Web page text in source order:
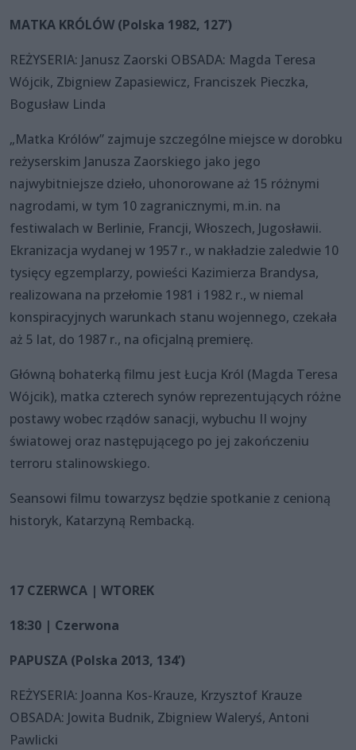
MATKA KRÓLÓW (Polska 1982, 127’)
REŻYSERIA: Janusz Zaorski OBSADA: Magda Teresa
Wójcik, Zbigniew Zapasiewicz, Franciszek Pieczka,
Bogusław Linda
„Matka Królów” zajmuje szczególne miejsce w dorobku
reżyserskim Janusza Zaorskiego jako jego
najwybitniejsze dzieło, uhonorowane aż 15 różnymi
nagrodami, w tym 10 zagranicznymi, m.in. na
festiwalach w Berlinie, Francji, Włoszech, Jugosławii.
Ekranizacja wydanej w 1957 r., w nakładzie zaledwie 10
tysięcy egzemplarzy, powieści Kazimierza Brandysa,
realizowana na przełomie 1981 i 1982 r., w niemal
konspiracyjnych warunkach stanu wojennego, czekała
aż 5 lat, do 1987 r., na oficjalną premierę.
Główną bohaterką filmu jest Łucja Król (Magda Teresa
Wójcik), matka czterech synów reprezentujących różne
postawy wobec rządów sanacji, wybuchu II wojny
światowej oraz następującego po jej zakończeniu
terroru stalinowskiego.
Seansowi filmu towarzysz będzie spotkanie z cenioną
historyk, Katarzyną Rembacką.
17 CZERWCA | WTOREK
18:30 | Czerwona
PAPUSZA (Polska 2013, 134’)
REŻYSERIA: Joanna Kos-Krauze, Krzysztof Krauze
OBSADA: Jowita Budnik, Zbigniew Waleryś, Antoni
Pawlicki